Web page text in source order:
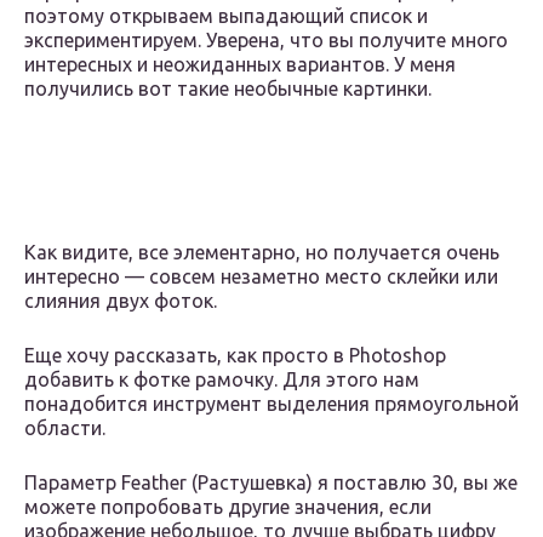
поэтому открываем выпадающий список и
экспериментируем. Уверена, что вы получите много
интересных и неожиданных вариантов. У меня
получились вот такие необычные картинки.
Как видите, все элементарно, но получается очень
интересно — совсем незаметно место склейки или
слияния двух фоток.
Еще хочу рассказать, как просто в Photoshop
добавить к фотке рамочку. Для этого нам
понадобится инструмент выделения прямоугольной
области.
Параметр Feather (Растушевка) я поставлю 30, вы же
можете попробовать другие значения, если
изображение небольшое, то лучше выбрать цифру